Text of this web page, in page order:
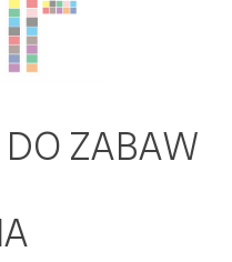
ZABAW